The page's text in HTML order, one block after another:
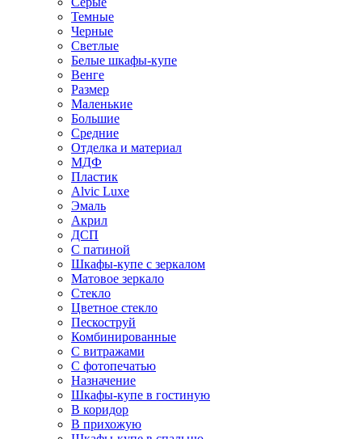
Темные
Черные
Светлые
Белые шкафы-купе
Венге
Размер
Маленькие
Большие
Средние
Отделка и материал
МДФ
Пластик
Alvic Luxe
Эмаль
Акрил
ДСП
С патиной
Шкафы-купе с зеркалом
Матовое зеркало
Стекло
Цветное стекло
Пескоструй
Комбинированные
С витражами
С фотопечатью
Назначение
Шкафы-купе в гостиную
В коридор
В прихожую